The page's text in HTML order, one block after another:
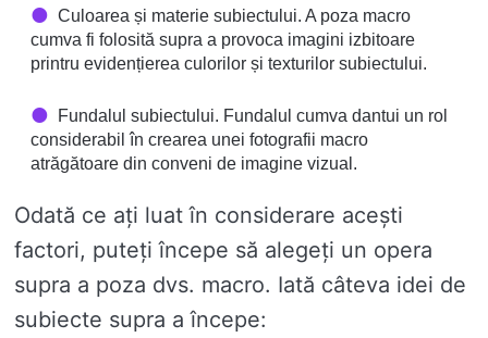
Culoarea și materie subiectului. A poza macro
cumva fi folosită supra a provoca imagini izbitoare
printru evidențierea culorilor și texturilor subiectului.
Fundalul subiectului. Fundalul cumva dantui un rol
considerabil în crearea unei fotografii macro
atrăgătoare din conveni de imagine vizual.
Odată ce ați luat în considerare acești
factori, puteți începe să alegeți un opera
supra a poza dvs. macro. Iată câteva idei de
subiecte supra a începe: